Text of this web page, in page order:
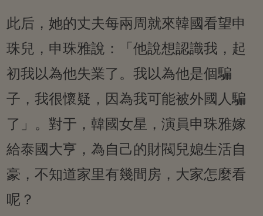
此后，她的丈夫每兩周就來韓國看望申
珠兒，申珠雅說：「他說想認識我，起
初我以為他失業了。我以為他是個騙
子，我很懷疑，因為我可能被外國人騙
了」。對于，韓國女星，演員申珠雅嫁
給泰國大亨，為自己的財閥兒媳生活自
豪，不知道家里有幾間房，大家怎麼看
呢？